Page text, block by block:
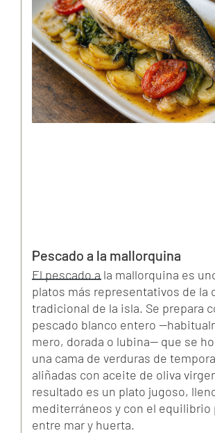
Pescado a la mallorquina
El pescado a la mallorquina es
platos más representativos de la
tradicional de la isla. Se prepara
pescado blanco entero
mero, dorada o lubina— que se
una cama de verduras de
aliñadas con aceite de oliva
resultado es un plato jugoso,
mediterráneos y con el equilibrio
entre mar y huerta.